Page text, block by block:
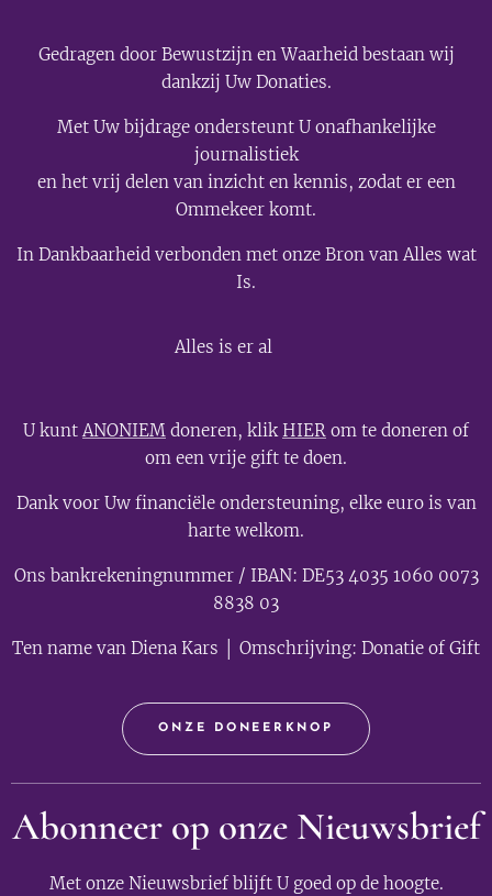
Gedragen door Bewustzijn en Waarheid bestaan wij
dankzij Uw Donaties.
Met Uw bijdrage ondersteunt U onafhankelijke
journalistiek
en het vrij delen van inzicht en kennis, zodat er een
Ommekeer komt.
In Dankbaarheid verbonden met onze Bron van Alles wat
Is.
Alles is er al
U kuntANONIEM doneren, klikHIER om te doneren of
om een vrije gift te doen.
Dank voor Uw financiële ondersteuning, elke euro is van
harte welkom.
Ons bankrekeningnummer / IBAN: DE53 4035 1060 0073
8838 03
Ten name van Diena Kars │ Omschrijving: Donatie of Gift
ONZE DONEERKNOP
Abonneer op onze Nieuwsbrief
Met onze Nieuwsbrief blijft U goed op de hoogte.